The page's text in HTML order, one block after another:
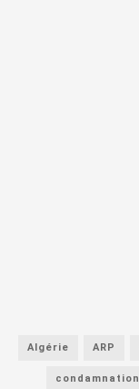
Algérie ARP
condamnation